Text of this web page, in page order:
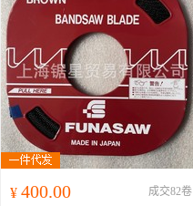
¥ 400.00
成交82卷